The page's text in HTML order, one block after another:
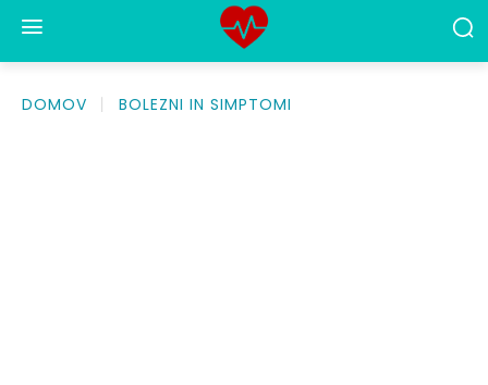
DOMOV BOLEZNI IN SIMPTOMI